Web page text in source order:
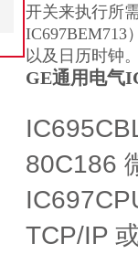
开关来执行所
IC697BEM713
以及日历时钟
GE通用电气
80C186
TCP/IP